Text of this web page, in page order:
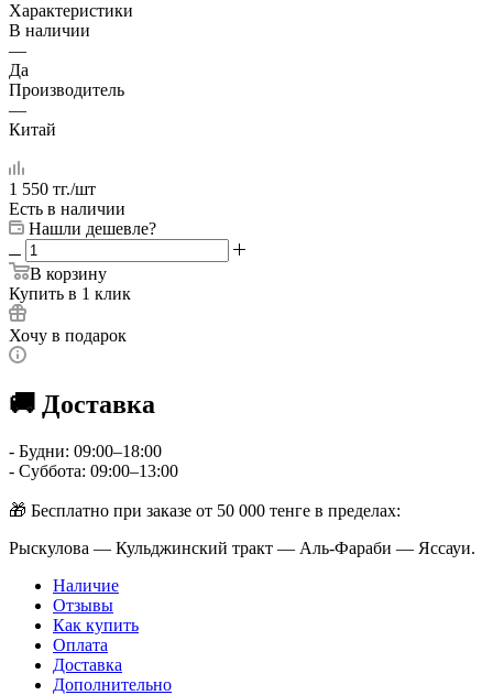
Характеристики
В наличии
—
Да
Производитель
—
Китай
1 550 тг./шт
Есть в наличии
Нашли дешевле?
В корзину
Купить в 1 клик
Хочу в подарок
🚚 Доставка
- Будни: 09:00–18:00
- Суббота: 09:00–13:00
🎁 Бесплатно при заказе от 50 000 тенге в пределах:
Рыскулова — Кульджинский тракт — Аль-Фараби — Яссауи.
Наличие
Отзывы
Как купить
Оплата
Доставка
Дополнительно